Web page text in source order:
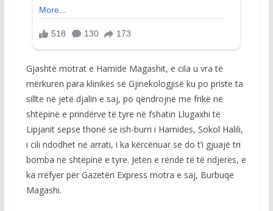
Gjashtë motrat e Hamide Magashit, e cila u vra të
mërkurën para klinikës së Gjinekologjisë ku po priste ta
sillte në jetë djalin e saj, po qëndrojnë me frikë në
shtëpinë e prindërve të tyre në fshatin Llugaxhi të
Lipjanit sepse thonë se ish-burri i Hamides, Sokol Halili,
i cili ndodhet në arrati, i ka kërcënuar se do t’i gjuajë tri
bomba në shtëpinë e tyre. Jetën e rëndë të të ndjerës, e
ka rrëfyer për Gazetën Express motra e saj, Burbuqe
Magashi.